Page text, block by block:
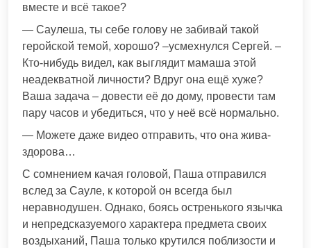
вместе и всё такое?
— Саулеша, ты себе голову не забивай такой
геройской темой, хорошо? –усмехнулся Сергей. –
Кто-нибудь видел, как выглядит мамаша этой
неадекватной личности? Вдруг она ещё хуже?
Ваша задача – довести её до дому, провести там
пару часов и убедиться, что у неё всё нормально.
— Можете даже видео отправить, что она жива-
здорова…
С сомнением качая головой, Паша отправился
вслед за Сауле, к которой он всегда был
неравнодушен. Однако, боясь остренького язычка
и непредсказуемого характера предмета своих
воздыханий, Паша только крутился поблизости и